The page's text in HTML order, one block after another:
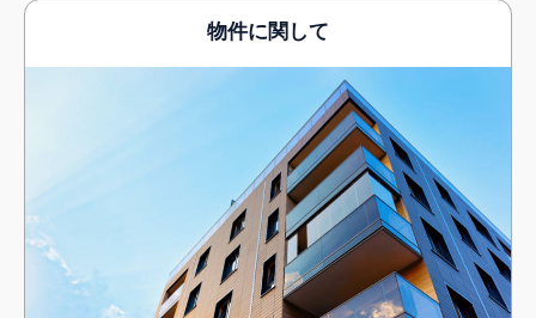
物件に関して